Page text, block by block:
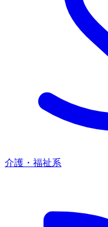
介護・福祉系